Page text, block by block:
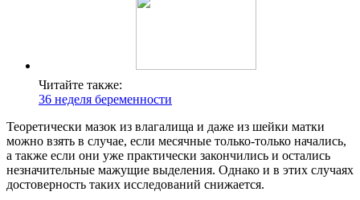
Читайте также:
36 неделя беременности
Теоретически мазок из влагалища и даже из шейки матки
можно взять в случае, если месячные только-только начались,
а также если они уже практически закончились и остались
незначительные мажущие выделения. Однако и в этих случаях
достоверность таких исследований снижается.